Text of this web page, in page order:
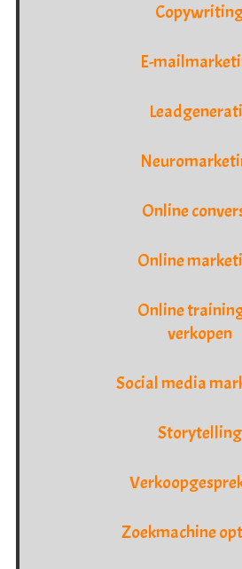
E-
Online
Online
Online
verkopen
Social media
Storytelling
Zoekmachine